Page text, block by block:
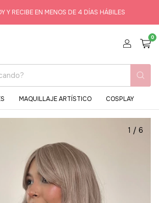
Y RECIBE EN MENOS DE 4 DÍAS HÁBILES
0
MAQUILLAJE ARTÍSTICO COSPLAY
1 / 6